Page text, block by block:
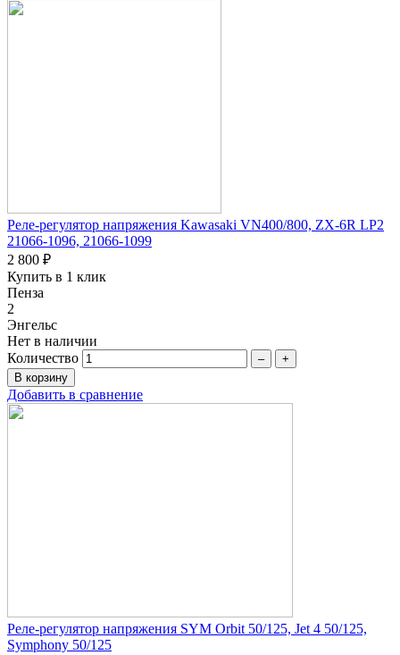
Реле-регулятор напряжения Kawasaki VN400/800, ZX-6R LP2
21066-1096, 21066-1099
2 800 ₽
Купить в 1 клик
Пенза
2
Энгельс
Нет в наличии
Количество
– +
Добавить в сравнение
Реле-регулятор напряжения SYM Orbit 50/125, Jet 4 50/125,
Symphony 50/125